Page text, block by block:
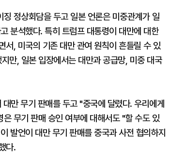
정상회담을 두고 일본 언론은 미중관계가 일
분석했다. 특히 트럼프 대통령이 대만에 대한
서, 미국의 기존 대만 관여 원칙이 흔들릴 수 있
만, 일본 입장에서는 대만과 공급망, 미중 대국
만 무기 판매를 두고 "중국에 달렸다. 우리에게
무기 판매 승인 여부에 대해서도 "할 수도 있
발언이 대만 무기 판매를 중국과 사전 협의하지
다.